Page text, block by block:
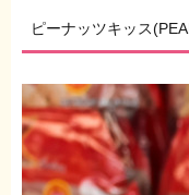
ピーナッツキッス